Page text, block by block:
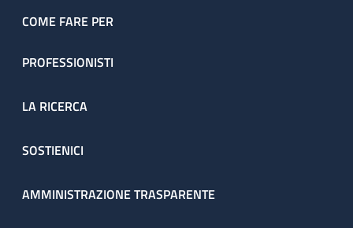
COME FARE PER
PROFESSIONISTI
LA RICERCA
SOSTIENICI
AMMINISTRAZIONE TRASPARENTE